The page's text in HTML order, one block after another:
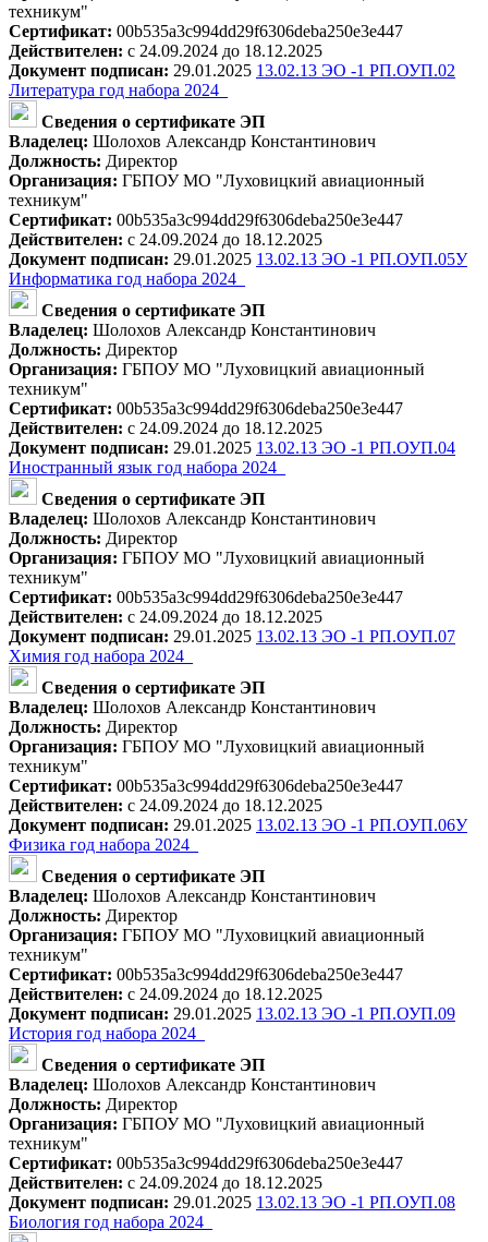
техникум"
Сертификат: 00b535a3c994dd29f6306deba250e3e447
Действителен: с 24.09.2024 до 18.12.2025
Документ подписан: 29.01.2025 13.02.13 ЭО -1 РП.ОУП.02
Литература год набора 2024_
Сведения о сертификате ЭП
Владелец: Шолохов Александр Константинович
Должность: Директор
Организация: ГБПОУ МО "Луховицкий авиационный
техникум"
Сертификат: 00b535a3c994dd29f6306deba250e3e447
Действителен: с 24.09.2024 до 18.12.2025
Документ подписан: 29.01.2025 13.02.13 ЭО -1 РП.ОУП.05У
Информатика год набора 2024_
Сведения о сертификате ЭП
Владелец: Шолохов Александр Константинович
Должность: Директор
Организация: ГБПОУ МО "Луховицкий авиационный
техникум"
Сертификат: 00b535a3c994dd29f6306deba250e3e447
Действителен: с 24.09.2024 до 18.12.2025
Документ подписан: 29.01.2025 13.02.13 ЭО -1 РП.ОУП.04
Иностранный язык год набора 2024_
Сведения о сертификате ЭП
Владелец: Шолохов Александр Константинович
Должность: Директор
Организация: ГБПОУ МО "Луховицкий авиационный
техникум"
Сертификат: 00b535a3c994dd29f6306deba250e3e447
Действителен: с 24.09.2024 до 18.12.2025
Документ подписан: 29.01.2025 13.02.13 ЭО -1 РП.ОУП.07
Химия год набора 2024_
Сведения о сертификате ЭП
Владелец: Шолохов Александр Константинович
Должность: Директор
Организация: ГБПОУ МО "Луховицкий авиационный
техникум"
Сертификат: 00b535a3c994dd29f6306deba250e3e447
Действителен: с 24.09.2024 до 18.12.2025
Документ подписан: 29.01.2025 13.02.13 ЭО -1 РП.ОУП.06У
Физика год набора 2024_
Сведения о сертификате ЭП
Владелец: Шолохов Александр Константинович
Должность: Директор
Организация: ГБПОУ МО "Луховицкий авиационный
техникум"
Сертификат: 00b535a3c994dd29f6306deba250e3e447
Действителен: с 24.09.2024 до 18.12.2025
Документ подписан: 29.01.2025 13.02.13 ЭО -1 РП.ОУП.09
История год набора 2024_
Сведения о сертификате ЭП
Владелец: Шолохов Александр Константинович
Должность: Директор
Организация: ГБПОУ МО "Луховицкий авиационный
техникум"
Сертификат: 00b535a3c994dd29f6306deba250e3e447
Действителен: с 24.09.2024 до 18.12.2025
Документ подписан: 29.01.2025 13.02.13 ЭО -1 РП.ОУП.08
Биология год набора 2024_